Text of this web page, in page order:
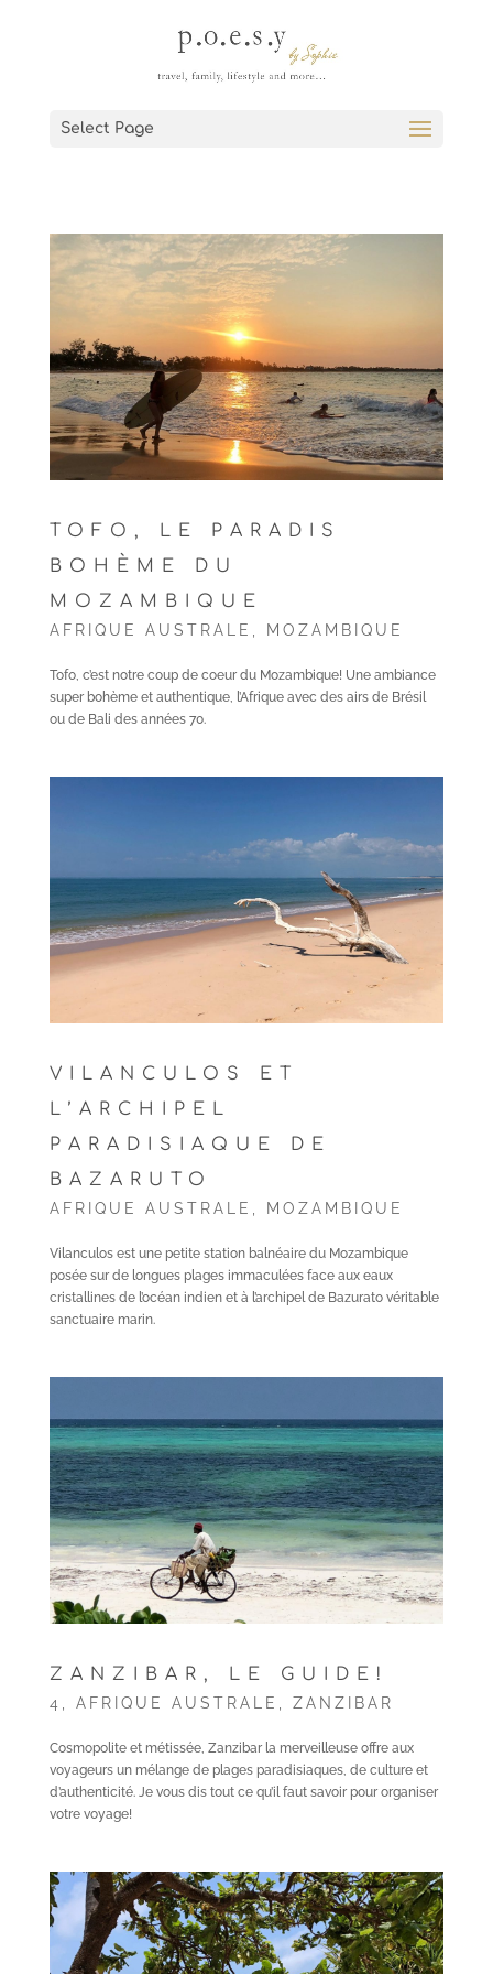
Select Page
TOFO, LE PARADIS
BOHÈME DU
MOZAMBIQUE
AFRIQUE AUSTRALE MOZAMBIQUE
Tofo, c’est notre coup de coeur du Mozambique! Une ambiance
super bohème et authentique, l’Afrique avec des airs de Brésil
ou de Bali des années 70.
VILANCULOS ET
L’ARCHIPEL
PARADISIAQUE DE
BAZARUTO
AFRIQUE AUSTRALE MOZAMBIQUE
Vilanculos est une petite station balnéaire du Mozambique
posée sur de longues plages immaculées face aux eaux
cristallines de l’océan indien et à l’archipel de Bazurato véritable
sanctuaire marin.
ZANZIBAR, LE GUIDE!
4 AFRIQUE AUSTRALE ZANZIBAR
Cosmopolite et métissée, Zanzibar la merveilleuse offre aux
voyageurs un mélange de plages paradisiaques, de culture et
d’authenticité. Je vous dis tout ce qu’il faut savoir pour organiser
votre voyage!